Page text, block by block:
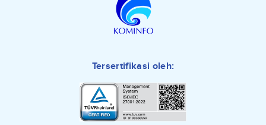
Tersertifikasi oleh: